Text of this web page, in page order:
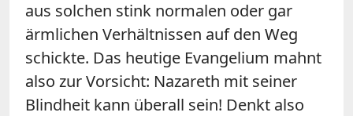
aus solchen stink normalen oder gar
ärmlichen Verhältnissen auf den Weg
schickte. Das heutige Evangelium mahnt
also zur Vorsicht: Nazareth mit seiner
Blindheit kann überall sein! Denkt also